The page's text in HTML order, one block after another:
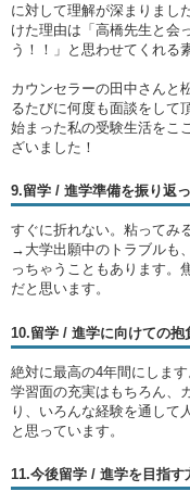
に対して理解が深まりまし
けた理由は「高橋先生と会
う！！」と思わせてくれる
カウンセラーの田中さんと
るたびに何度も面談をして
始まった私の受験生活をこ
ざいました！
9.留学 / 進学準備を振り返
すぐに折れない。粘ってみる
→大学出願中のトラブルも
っちゃうこともあります。
だと思います。
10.留学 / 進学に向けての抱
絶対に最高の4年間にします
学習面の充実はもちろん、
り、いろんな経験を通して
と思っています。
11.今後留学 / 進学を目指す